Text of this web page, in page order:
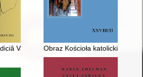
Vaclava Seroševskogo i Bronislava
Obraz Kościoła katolickiego w